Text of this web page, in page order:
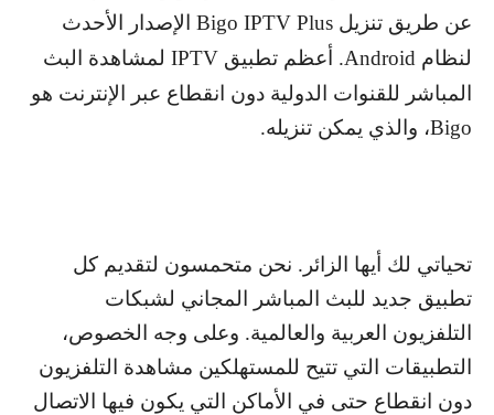
عن طريق تنزيل Bigo IPTV Plus الإصدار الأحدث
لنظام Android. أعظم تطبيق IPTV لمشاهدة البث
المباشر للقنوات الدولية دون انقطاع عبر الإنترنت هو
Bigo، والذي يمكن تنزيله.
تحياتي لك أيها الزائر. نحن متحمسون لتقديم كل
تطبيق جديد للبث المباشر المجاني لشبكات
التلفزيون العربية والعالمية. وعلى وجه الخصوص،
التطبيقات التي تتيح للمستهلكين مشاهدة التلفزيون
دون انقطاع حتى في الأماكن التي يكون فيها الاتصال